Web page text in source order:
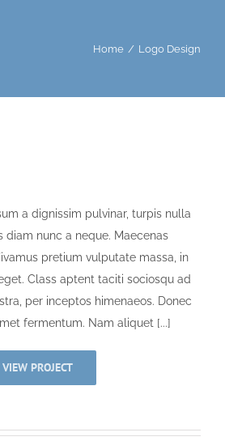
Home / Logo Design
a dignissim pulvinar, turpis nulla
nunc a neque. Maecenas
pretium vulputate massa, in
Class aptent taciti sociosqu ad
per inceptos himenaeos. Donec
fermentum. Nam aliquet [...]
VIEW PROJECT